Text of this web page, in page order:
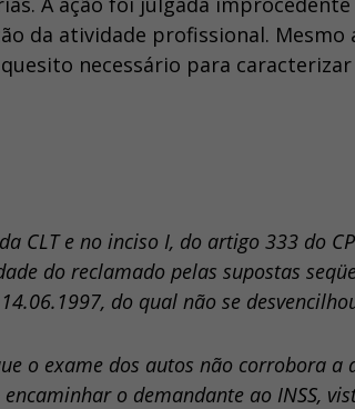
da atividade profissional. Mesmo
necessário para
CLT e no inciso I, do artigo 333 do
do reclamado pelas supostas
do qual não se
o exame dos autos não corrobora
o demandante ao INSS,